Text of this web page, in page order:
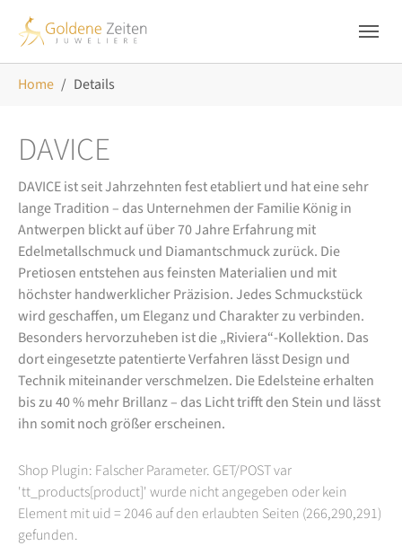
Home Details
DAVICE
DAVICE ist seit Jahrzehnten fest etabliert und hat eine sehr
lange Tradition – das Unternehmen der Familie König in
Antwerpen blickt auf über 70 Jahre Erfahrung mit
Edelmetallschmuck und Diamantschmuck zurück. Die
Pretiosen entstehen aus feinsten Materialien und mit
höchster handwerklicher Präzision. Jedes Schmuckstück
wird geschaffen, um Eleganz und Charakter zu verbinden.
Besonders hervorzuheben ist die „Riviera“-Kollektion. Das
dort eingesetzte patentierte Verfahren lässt Design und
Technik miteinander verschmelzen. Die Edelsteine erhalten
bis zu 40 % mehr Brillanz – das Licht trifft den Stein und lässt
ihn somit noch größer erscheinen.
Shop Plugin: Falscher Parameter. GET/POST var
'tt_products[product]' wurde nicht angegeben oder kein
Element mit uid = 2046 auf den erlaubten Seiten (266,290,291)
gefunden.